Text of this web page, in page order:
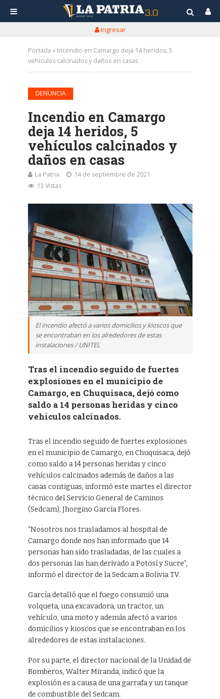
Ingresar
Portada » Incendio en Camargo deja 14 heridos, 5
vehículos calcinados y daños en casas
DENUNCIA
Incendio en Camargo
deja 14 heridos, 5
vehículos calcinados y
daños en casas
La Patria
14 de septiembre de 2021
13 Vistas
El incendio afectó a varios domicilios y kioscos que
se encontraban en los alrededores de estas
instalaciones / UNITEL
Tras el incendio seguido de fuertes
explosiones en el municipio de
Camargo, en Chuquisaca, dejó como
saldo a 14 personas heridas y cinco
vehículos calcinados.
Tras el incendio seguido de fuertes explosiones
en el municipio de Camargo, en Chuquisaca, dejó
como saldo a 14 personas heridas y cinco
vehículos calcinados además de daños a las
casas contiguas, informó este martes el director
técnico del Servicio General de Caminos
(Sedcam), Jhorgino García Flores.
“Nosotros nos trasladamos al hospital de
Camargo donde nos han informado que 14
personas han sido trasladadas, de las cuales a
dos personas las han derivado a Potosí y Sucre”,
informó el director de la Sedcam a Bolivia TV.
García detalló que el fuego consumió una
volqueta, una excavadora, un tractor, un
vehículo, una moto y además afectó a varios
domicilios y kioscos que se encontraban en los
alrededores de estas instalaciones.
Por su parte, el director nacional de la Unidad de
Bomberos, Walter Miranda, indicó que la
explosión es a causa de una garrafa y un tanque
de combustible del Sedcam.